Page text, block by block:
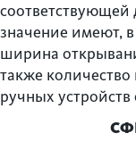
значение имеют,
ширина
также
ручных